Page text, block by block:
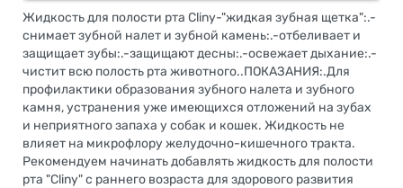
Жидкость для полости рта Cliny-"жидкая зубная щетка":.-
снимает зубной налет и зубной камень:.-отбеливает и
защищает зубы:.-защищают десны:.-освежает дыхание:.-
чистит всю полость рта животного..ПОКАЗАНИЯ:.Для
профилактики образования зубного налета и зубного
камня, устранения уже имеющихся отложений на зубах
и неприятного запаха у собак и кошек. Жидкость не
влияет на микрофлору желудочно-кишечного тракта.
Рекомендуем начинать добавлять жидкость для полости
рта "Cliny" с раннего возраста для здорового развития